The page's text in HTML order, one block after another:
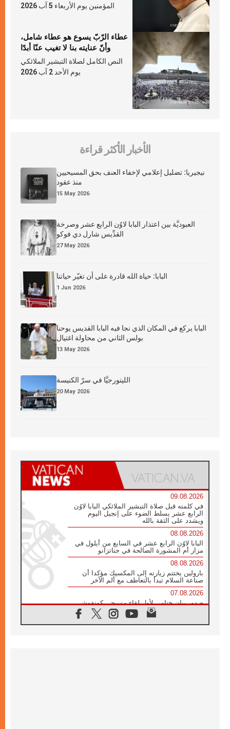
المؤمنين يوم الأربعاء 5 آب 2026
عطاء الرّبّ يسوع هو عطاء شامل،
وأنّ عنايته بنا لا تغيب عنّا أبدًا
النص الكامل لصلاة التبشير الملائكي
يوم الأحد 2 آب 2026
الأخبار الأكثر قراءة
نيجيريا: تضليل إعلامي لإخفاء العنف بحق المسيحيين
منذ عقود
15 May 2026
العبوديَّة بين اعتذار البابا لاوُن الرابع عشر وصرخة
القدِّيس شارل دي فوكو
27 May 2026
البابا: حياة الله قادرة على أن تغيّر حياتنا
1 Jun 2026
البابا يركع في المكان الذي نجا فيه البابا القديس يوحنا
بولس الثاني من محاولة اغتيال
13 May 2026
الليتورجيَّا في سرّ الكنيسة
20 May 2026
09.08.2026
في كلمته قبل صلاة التبشير الملائكي البابا لاوُن
الرابع عشر يسلط الضوء على إنجيل اليوم
ويشدد على الثقة بالله
08.08.2026
البابا لاوُن الرابع عشر في السابع من أيلول في
مزار أم المشورة الصالحة في جناتزانو
08.08.2026
بارولين يختتم زيارته إلى المكسيك مؤكدا أن
صناعة السلام تبدأ بالتعاطف مع ألم الآخر
07.08.2026
صدور بيان ختامي لأول لقاء مسيحي كونفوشي
بمشاركة الدائرة الفاتيكانية للحوار بين الأديان
07.08.2026